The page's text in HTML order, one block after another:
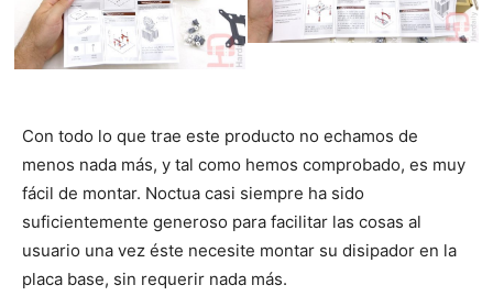
Con todo lo que trae este producto no echamos de
menos nada más, y tal como hemos comprobado, es muy
fácil de montar. Noctua casi siempre ha sido
suficientemente generoso para facilitar las cosas al
usuario una vez éste necesite montar su disipador en la
placa base, sin requerir nada más.